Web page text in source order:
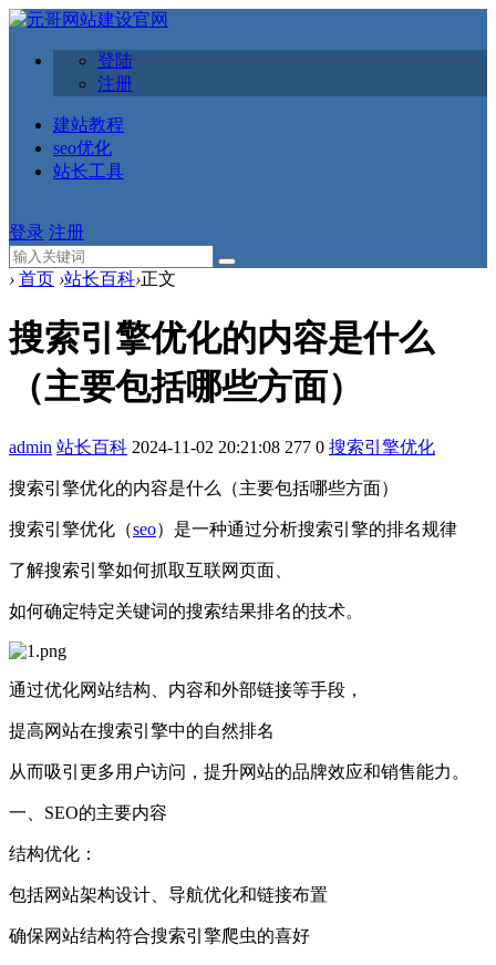
登陆
注册
建站教程
seo优化
站长工具
登录 注册
› 首页 ›站长百科›正文
搜索引擎优化的内容是什么
（主要包括哪些方面）
admin 站长百科 2024-11-02 20:21:08 277 0 搜索引擎优化
搜索引擎优化的内容是什么（主要包括哪些方面）
搜索引擎优化（seo）是一种通过分析搜索引擎的排名规律
了解搜索引擎如何抓取互联网页面、
如何确定特定关键词的搜索结果排名的技术。
通过优化网站结构、内容和外部链接等手段，
提高网站在搜索引擎中的自然排名
从而吸引更多用户访问，提升网站的品牌效应和销售能力。
一、SEO的主要内容
结构优化：
包括网站架构设计、导航优化和链接布置
确保网站结构符合搜索引擎爬虫的喜好